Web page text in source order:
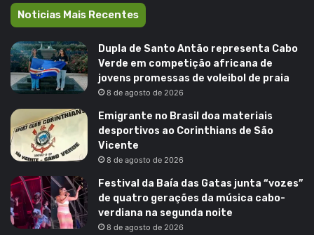
Noticias Mais Recentes
Dupla de Santo Antão representa Cabo
Verde em competição africana de
jovens promessas de voleibol de praia
8 de agosto de 2026
Emigrante no Brasil doa materiais
desportivos ao Corinthians de São
Vicente
8 de agosto de 2026
Festival da Baía das Gatas junta “vozes”
de quatro gerações da música cabo-
verdiana na segunda noite
8 de agosto de 2026